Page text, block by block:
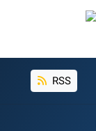
RSS